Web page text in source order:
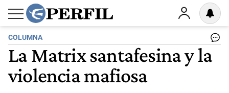
COLUMNA
La Matrix santafesina y la
violencia mafiosa